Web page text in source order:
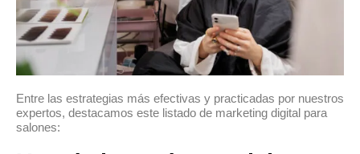
Entre las estrategias más efectivas y practicadas por nuestros
expertos, destacamos este listado de marketing digital para
salones: